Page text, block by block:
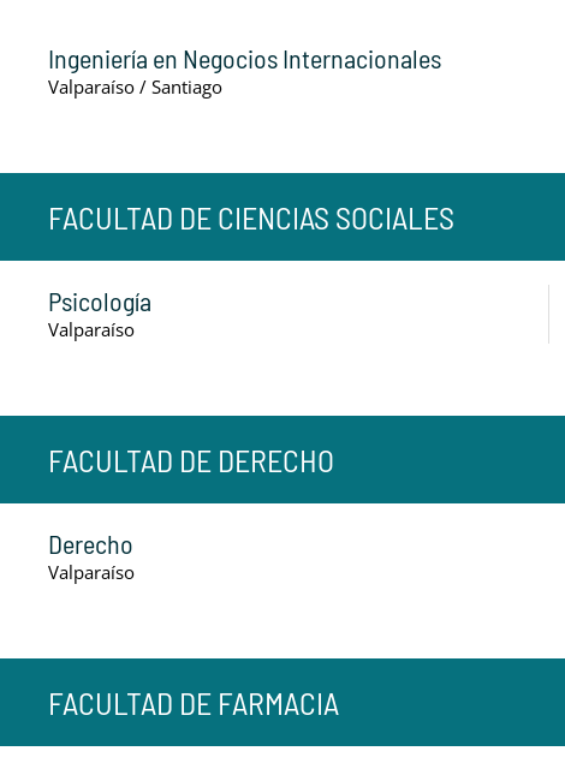
Ingeniería en Negocios Internacionales
Valparaíso / Santiago
FACULTAD DE CIENCIAS SOCIALES
Psicología
Valparaíso
FACULTAD DE DERECHO
Derecho
Valparaíso
FACULTAD DE FARMACIA